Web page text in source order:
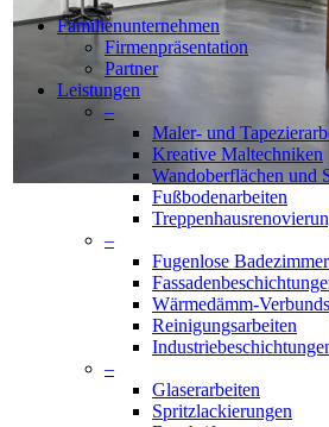
Close Familienunternehmen
Firmenpräsentation
Partner
Leistungen
–
Maler- und
Kreative Maltechniken
Wandoberflächen und
Fußbodenarbeiten
–
Fugenlose
Wärmedämm-
Reinigungsarbeiten
–
Glaserarbeiten
Spritzlackierungen